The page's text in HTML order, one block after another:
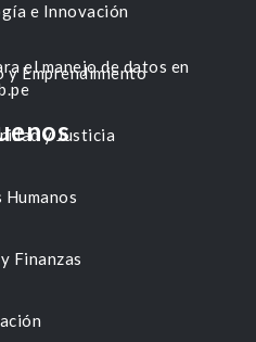
e Innovación
y Emprendimiento
y Justicia
Finanzas
el manejo de datos en